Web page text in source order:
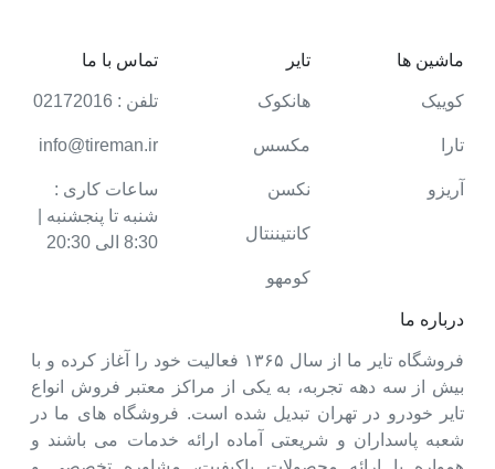
درباره ما
فروشگاه تایر ما از سال ۱۳۶۵ فعالیت خود را آغاز کرده و با
بیش از سه دهه تجربه، به یکی از مراکز معتبر فروش انواع
تایر خودرو در تهران تبدیل شده است. فروشگاه های ما در
شعبه پاسداران و شریعتی آماده ارائه خدمات می باشند و
ماشین ها
کوییک
تارا
آریزو
تایر
هانکوک
مکسس
نکسن
کانتیننتال
کومهو
تماس با ما
تلفن : 02172016
info@tireman.ir
ساعات کاری :
شنبه تا پنجشنبه |
8:30 الی 20:30